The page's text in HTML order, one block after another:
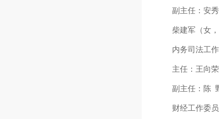
副主任：安秀
柴建军（女，
内务司法工作
主任：王向荣
副主任：陈 野
财经工作委员